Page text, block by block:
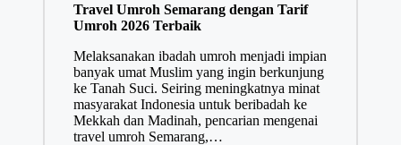
Travel Umroh Semarang dengan Tarif
Umroh 2026 Terbaik
Melaksanakan ibadah umroh menjadi impian
banyak umat Muslim yang ingin berkunjung
ke Tanah Suci. Seiring meningkatnya minat
masyarakat Indonesia untuk beribadah ke
Mekkah dan Madinah, pencarian mengenai
travel umroh Semarang,…